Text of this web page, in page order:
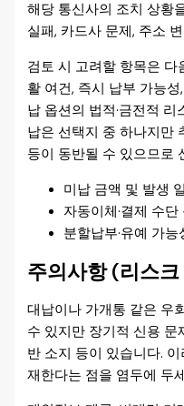
해당 통신사의 조치 상황
실패, 카드사 문제, 주소
검토 시 고려할 항목은 다
활 여건, 즉시 납부 가능
납 옵션의 법적·금전적
납은 선택지 중 하나지만
등이 동반될 수 있으므로
미납 금액 및 발생
자동이체·결제 수단
분할납부·유예 가
주의사항 (리스
대납이나 가개통 같은 우
수 있지만 장기적 신용 문
반 소지 등이 있습니다.
재한다는 점을 염두에 두